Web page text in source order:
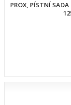
PROX, PÍSTNÍ